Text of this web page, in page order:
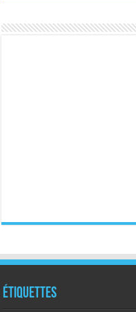
Étiquettes